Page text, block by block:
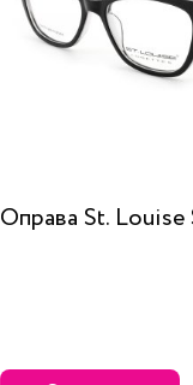
Оправа St. Louise